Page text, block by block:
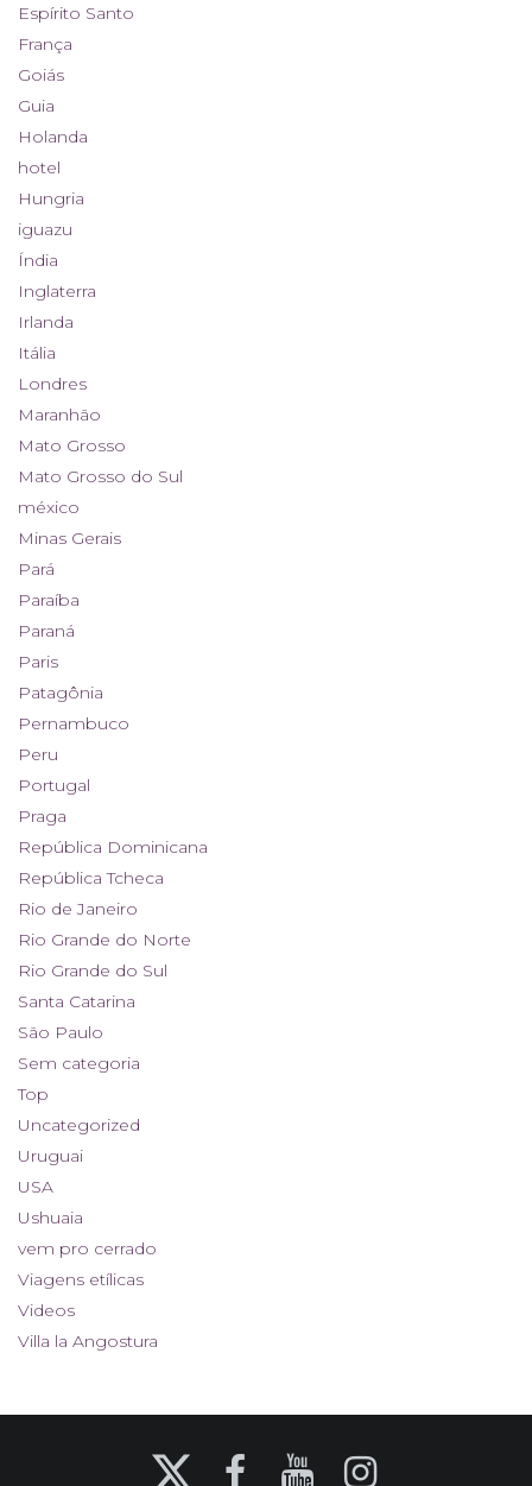
Espírito Santo
França
Goiás
Guia
Holanda
hotel
Hungria
iguazu
Índia
Inglaterra
Irlanda
Itália
Londres
Maranhão
Mato Grosso
Mato Grosso do Sul
méxico
Minas Gerais
Pará
Paraíba
Paraná
Paris
Patagônia
Pernambuco
Peru
Portugal
Praga
República Dominicana
República Tcheca
Rio de Janeiro
Rio Grande do Norte
Rio Grande do Sul
Santa Catarina
São Paulo
Sem categoria
Top
Uncategorized
Uruguai
USA
Ushuaia
vem pro cerrado
Viagens etílicas
Videos
Villa la Angostura